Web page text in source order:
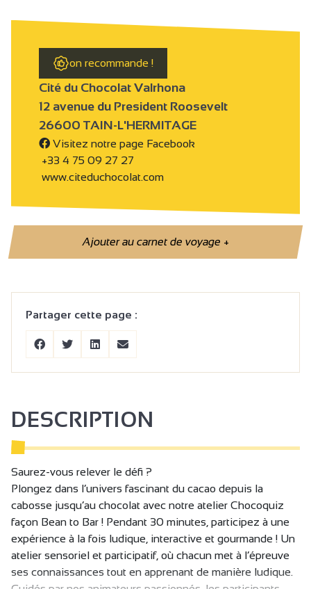
on recommande !
Cité du Chocolat Valrhona
12 avenue du President Roosevelt
26600 TAIN-L'HERMITAGE
Visitez notre page Facebook
+33 4 75 09 27 27
www.citeduchocolat.com
Ajouter au carnet de voyage+
Partager cette page :
DESCRIPTION
Saurez-vous relever le défi ?
Plongez dans l’univers fascinant du cacao depuis la
cabosse jusqu’au chocolat avec notre atelier Chocoquiz
façon Bean to Bar ! Pendant 30 minutes, participez à une
expérience à la fois ludique, interactive et gourmande ! Un
atelier sensoriel et participatif, où chacun met à l’épreuve
ses connaissances tout en apprenant de manière ludique.